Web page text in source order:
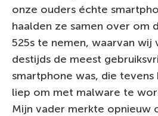
onze ouders échte
haalden ze samen over om
525s te nemen, waarvan wij
destijds de meest
smartphone was, die tevens
liep om met malware te
Mijn vader merkte opnieuw